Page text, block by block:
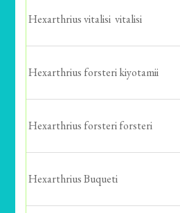
Hexarthrius vitalisi vitalisi
Hexarthrius forsteri kiyotamii
Hexarthrius forsteri forsteri
Hexarthrius Buqueti